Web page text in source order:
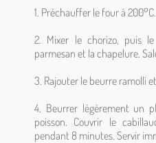
1. Préchauffer le four à 200°C.
2. Mixer le chorizo, puis
parmesan et la chapelure.
3. Rajouter le beurre ramolli
4. Beurrer légèrement un
poisson. Couvrir le
pendant 8 minutes. Servir